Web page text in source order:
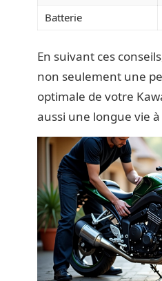
Batterie
En suivant ces
non seulement une
optimale de votre
aussi une longue vie